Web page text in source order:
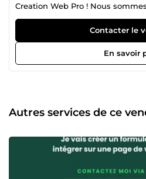
Creation Web Pro ! Nous
création de sites internet
adaptés aux besoins uniques de
mission est simple : transformer
présence digitale percutante et
expertise approfondie dans
un entrepreneur individuel ou
croissance, nous vous
l'importance d'un site web bien
crédibilité en ligne et attirer vos
détail corresponde parfaitement
Contacter le
En savoir
Autres services de ce